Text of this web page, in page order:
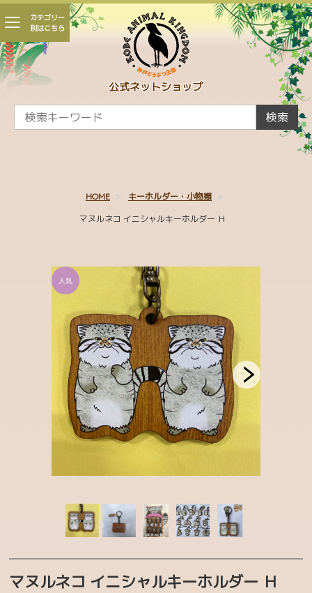
カテゴリー
別はこちら
公式ネットショップ
検索
会員登録 マイページ
CAMPAIGN
親子 ～王国生まれの赤ちゃんたち～
ひとふでがき作家 minaco sakamoto コラボ
シャムドクチュール
マヌルベビー MANUL BABY
カラフルチェックアニマルズ
フェリシモ YOU+MORE！コラボ
MAJIOKO | smells like popcorn
ハシビロコウグッズ
マヌルネコグッズ
お買い得コーナー
CATEGORY
生物多様性保全
HOME
キーホルダー・小物類
マヌルネコ イニシャルキーホルダー Ｈ
マヌルネコ イニシャルキーホルダー Ｈ